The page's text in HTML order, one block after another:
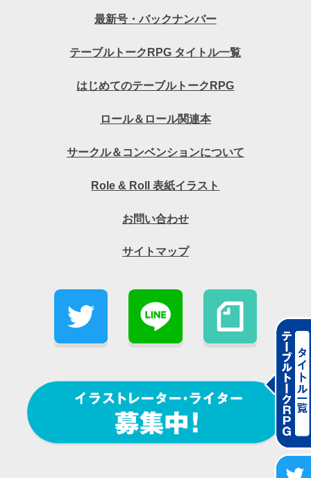
最新号・バックナンバー
テーブルトークRPG タイトル一覧
はじめてのテーブルトークRPG
ロール＆ロール関連本
サークル＆コンベンションについて
Role & Roll 表紙イラスト
お問い合わせ
サイトマップ